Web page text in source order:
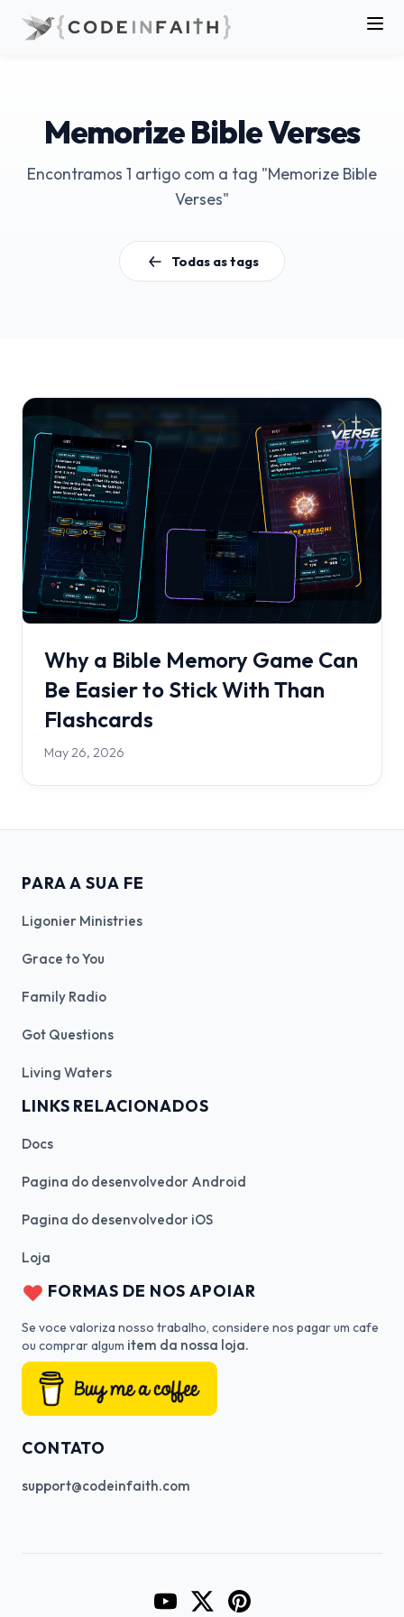
Memorize Bible Verses
Encontramos 1 artigo com a tag "Memorize Bible
Verses"
Todas as tags
Why a Bible Memory Game Can
Be Easier to Stick With Than
Flashcards
May 26, 2026
PARA A SUA FE
Ligonier Ministries
Grace to You
Family Radio
Got Questions
Living Waters
LINKS RELACIONADOS
Docs
Pagina do desenvolvedor Android
Pagina do desenvolvedor iOS
Loja
FORMAS DE NOS APOIAR
Se voce valoriza nosso trabalho, considere nos pagar um cafe
ou comprar algum item da nossa loja.
CONTATO
support@codeinfaith.com